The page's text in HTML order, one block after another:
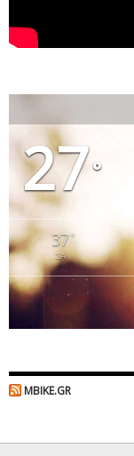
27°
37°
ΣΑ
MBIKE.GR